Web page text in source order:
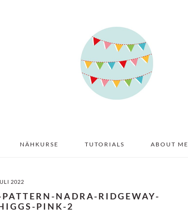
NÄHKURSE TUTORIALS ABOUT ME
2022
NADRA-RIDGEWAY-
PINK-2